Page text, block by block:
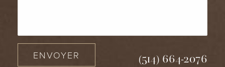
ENVOYER (514) 664-2076